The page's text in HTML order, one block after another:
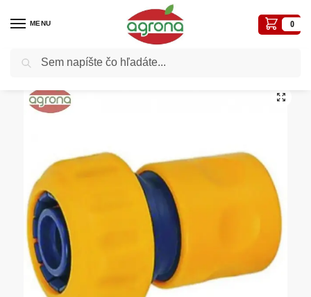
MENU 0
Domov Zavlažovací program / Stop rýchlospojka 3/4″ DY8030